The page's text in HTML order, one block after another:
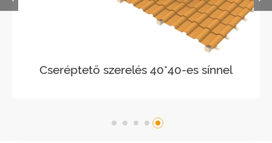
Cseréptető szerelés 40*40-es sínnel